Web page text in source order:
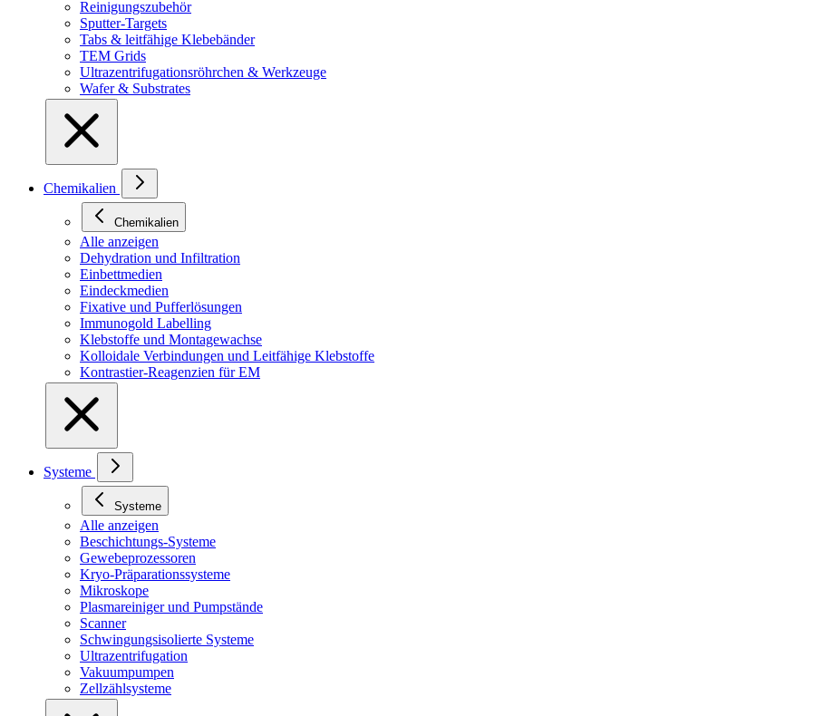
Reinigungszubehör
Sputter-Targets
Tabs & leitfähige Klebebänder
TEM Grids
Ultrazentrifugationsröhrchen & Werkzeuge
Wafer & Substrates
Chemikalien
Chemikalien
Alle anzeigen
Dehydration und Infiltration
Einbettmedien
Eindeckmedien
Fixative und Pufferlösungen
Immunogold Labelling
Klebstoffe und Montagewachse
Kolloidale Verbindungen und Leitfähige Klebstoffe
Kontrastier-Reagenzien für EM
Systeme
Systeme
Alle anzeigen
Beschichtungs-Systeme
Gewebeprozessoren
Kryo-Präparationssysteme
Mikroskope
Plasmareiniger und Pumpstände
Scanner
Schwingungsisolierte Systeme
Ultrazentrifugation
Vakuumpumpen
Zellzählsysteme